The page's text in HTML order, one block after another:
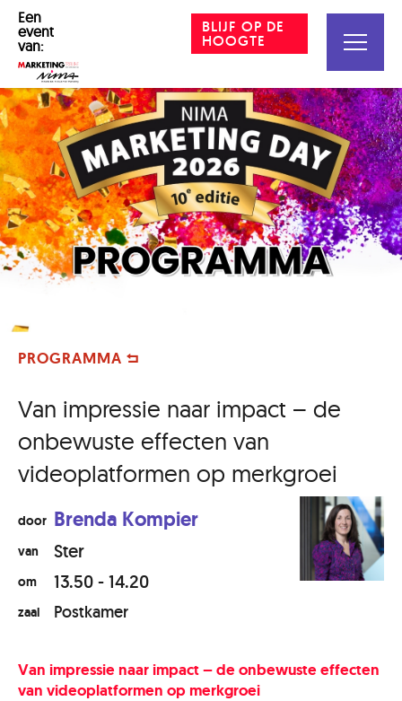
BLIJF OP DE
HOOGTE
Een
event
van:
PROGRAMMA
Van impressie naar impact – de
onbewuste effecten van
videoplatformen op merkgroei
door Brenda Kompier
van Ster
om 13.50 - 14.20
zaal Postkamer
Van impressie naar impact – de onbewuste effecten
van videoplatformen op merkgroei